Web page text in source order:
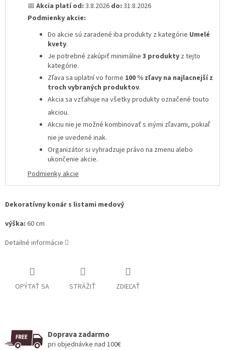
📅 Akcia platí od: 3.8.2026 do: 31.8.2026
Podmienky akcie:
Do akcie sú zaradené iba produkty z kategórie Umelé
kvety.
Je potrebné zakúpiť minimálne 3 produkty z tejto
kategórie.
Zľava sa uplatní vo forme 100 % zľavy na najlacnejší z
troch vybraných produktov.
Akcia sa vzťahuje na všetky produkty označené touto
akciou.
Akciu nie je možné kombinovať s inými zľavami, pokiaľ
nie je uvedené inak.
Organizátor si vyhradzuje právo na zmenu alebo
ukončenie akcie.
Podmienky akcie
Dekoratívny konár s listami medový
výška: 60 cm
Detailné informácie
OPÝTAŤ SA STRÁŽIŤ ZDIEĽAŤ
Doprava zadarmo
pri objednávke nad 100€